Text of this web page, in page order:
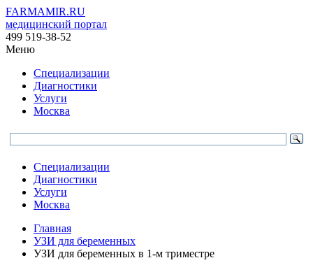
FARMAMIR.RU
медицинский портал
499 519-38-52
Меню
Специализации
Диагностики
Услуги
Москва
Специализации
Диагностики
Услуги
Москва
Главная
УЗИ для беременных
УЗИ для беременных в 1-м триместре